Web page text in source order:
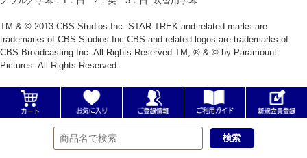
TM & © 2013 CBS Studios Inc. STAR TREK and related marks are
trademarks of CBS Studios Inc.CBS and related logos are trademarks of
CBS Broadcasting Inc. All Rights Reserved.TM, ® & © by Paramount
Pictures. All Rights Reserved.